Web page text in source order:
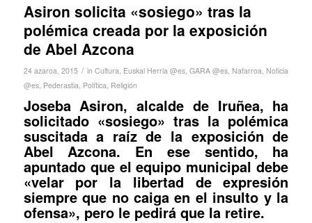
Asiron solicita «sosiego» tras la
polémica creada por la exposición
de Abel Azcona
24 azaroa, 2015 / in Cultura, Euskal Herria @es, GARA @es, Nafarroa, Noticia
@es, Pederastia, Política, Religión
Joseba Asiron, alcalde de Iruñea, ha
solicitado «sosiego» tras la polémica
suscitada a raíz de la exposición de
Abel Azcona. En ese sentido, ha
apuntado que el equipo municipal debe
«velar por la libertad de expresión
siempre que no caiga en el insulto y la
ofensa», pero le pedirá que la retire.